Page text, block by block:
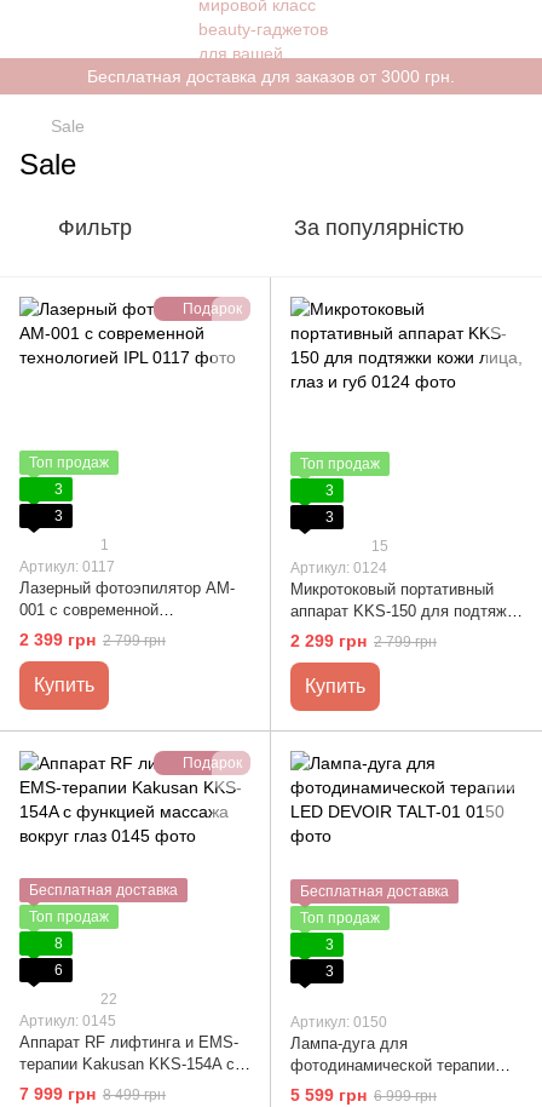
Бесплатная доставка для заказов от 3000 грн.
Sale
Sale
Фильтр За популярністю
Подарок
Топ продаж
3
3
1
Артикул: 0117
Лазерный фотоэпилятор AM-
001 с современной
технологией IPL
2 399 грн 2 799 грн
Купить
Топ продаж
3
3
15
Артикул: 0124
Микротоковый портативный
аппарат KKS-150 для подтяжки
кожи лица, глаз и губ
2 299 грн 2 799 грн
Купить
Подарок
Бесплатная доставка
Топ продаж
8
6
22
Артикул: 0145
Аппарат RF лифтинга и EMS-
терапии Kakusan KKS-154A c
функцией массажа вокруг глаз
7 999 грн 8 499 грн
Бесплатная доставка
Топ продаж
3
3
Артикул: 0150
Лампа-дуга для
фотодинамической терапии
LED DEVOIR TALT-01
5 599 грн 6 999 грн